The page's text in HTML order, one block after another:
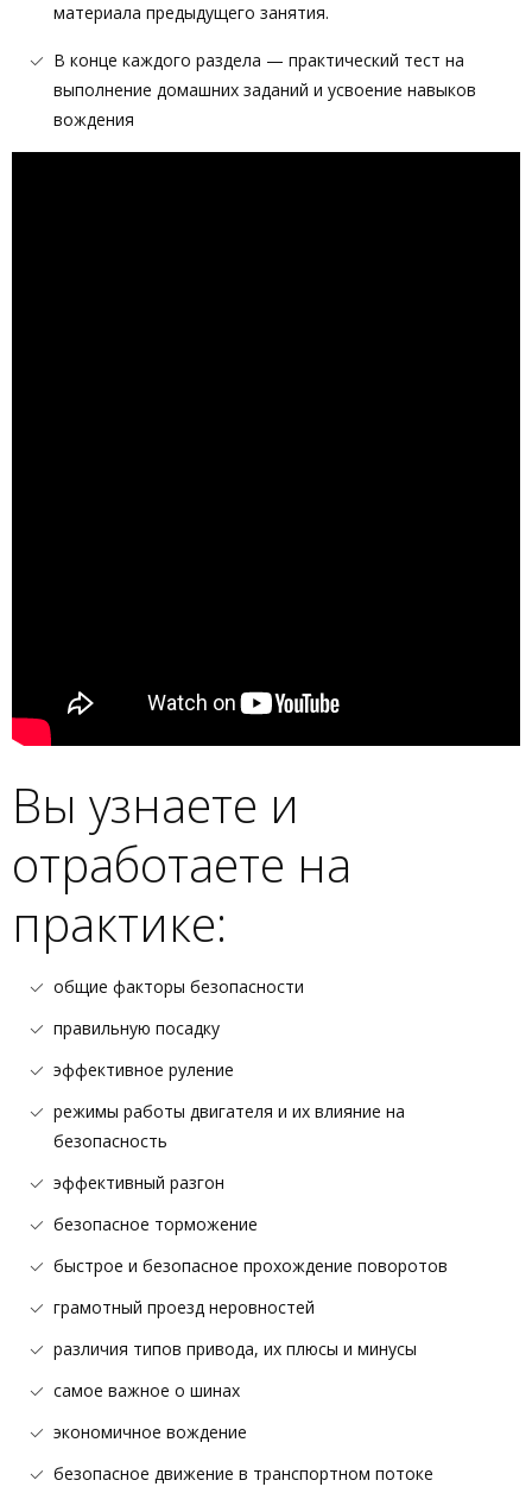
материала предыдущего занятия.
В конце каждого раздела — практический тест на
выполнение домашних заданий и усвоение навыков
вождения
Вы узнаете и
отработаете на
практике:
общие факторы безопасности
правильную посадку
эффективное руление
режимы работы двигателя и их влияние на
безопасность
эффективный разгон
безопасное торможение
быстрое и безопасное прохождение поворотов
грамотный проезд неровностей
различия типов привода, их плюсы и минусы
самое важное о шинах
экономичное вождение
безопасное движение в транспортном потоке